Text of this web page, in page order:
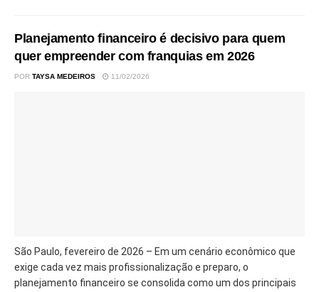
Planejamento financeiro é decisivo para quem
quer empreender com franquias em 2026
POR TAYSA MEDEIROS 11/02/2026
São Paulo, fevereiro de 2026 – Em um cenário econômico que
exige cada vez mais profissionalização e preparo, o
planejamento financeiro se consolida como um dos principais